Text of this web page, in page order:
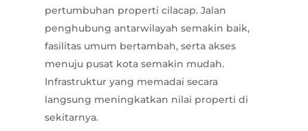
pertumbuhan properti cilacap. Jalan
penghubung antarwilayah semakin baik,
fasilitas umum bertambah, serta akses
menuju pusat kota semakin mudah.
Infrastruktur yang memadai secara
langsung meningkatkan nilai properti di
sekitarnya.